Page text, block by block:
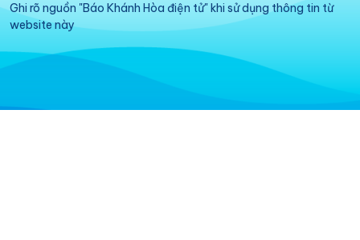
Ghi rõ nguồn "Báo Khánh Hòa điện tử" khi sử dụng thông tin từ
website này